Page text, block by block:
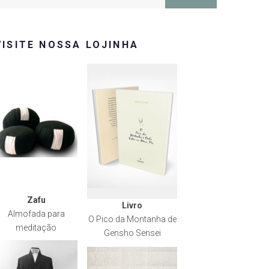
NOSSA LOJINHA
Zafu
Almofada para
meditação
Livro
O Pico da Montanha de
Gensho Sensei